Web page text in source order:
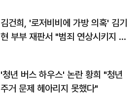
김건희, '로저비비에 가방 의혹' 김기
현 부부 재판서 "범죄 연상시키지 말
'청년 버스 하우스' 논란 황희 "청년
주거 문제 헤아리지 못했다"